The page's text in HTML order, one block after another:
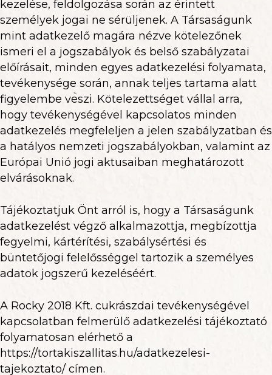
kezelése, feldolgozása során az érintett
személyek jogai ne sérüljenek. A Társaságunk
mint adatkezelő magára nézve kötelezőnek
ismeri el a jogszabályok és belső szabályzatai
előírásait, minden egyes adatkezelési folyamata,
tevékenysége során, annak teljes tartama alatt
figyelembe veszi. Kötelezettséget vállal arra,
hogy tevékenységével kapcsolatos minden
adatkezelés megfeleljen a jelen szabályzatban és
a hatályos nemzeti jogszabályokban, valamint az
Európai Unió jogi aktusaiban meghatározott
elvárásoknak.
Tájékoztatjuk Önt arról is, hogy a Társaságunk
adatkezelést végző alkalmazottja, megbízottja
fegyelmi, kártérítési, szabálysértési és
büntetőjogi felelősséggel tartozik a személyes
adatok jogszerű kezeléséért.
A Rocky 2018 Kft. cukrászdai tevékenységével
kapcsolatban felmerülő adatkezelési tájékoztató
folyamatosan elérhető a
https://tortakiszallitas.hu/adatkezelesi-
tajekoztato/ címen.